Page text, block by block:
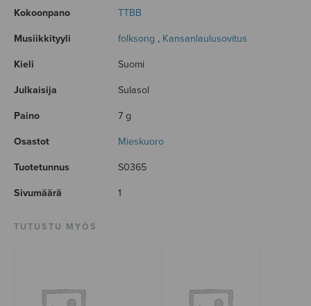
Kokoonpano
TTBB
Musiikkityyli folksong , Kansanlaulusovitus
Kieli Suomi
Julkaisija Sulasol
Paino 7 g
Osastot Mieskuoro
Tuotetunnus S0365
Sivumäärä 1
TUTUSTU MYÖS